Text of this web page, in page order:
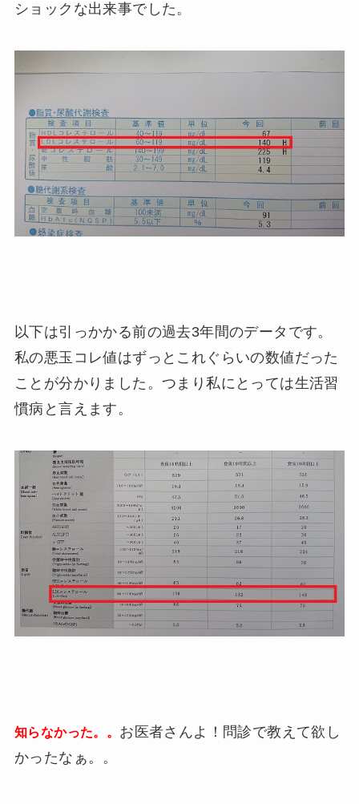
ショックな出来事でした。
以下は引っかかる前の過去3年間のデータです。
私の悪玉コレ値はずっとこれぐらいの数値だった
ことが分かりました。つまり私にとっては生活習
慣病と言えます。
知らなかった。。 お医者さんよ！問診で教えて欲し
かったなぁ。。